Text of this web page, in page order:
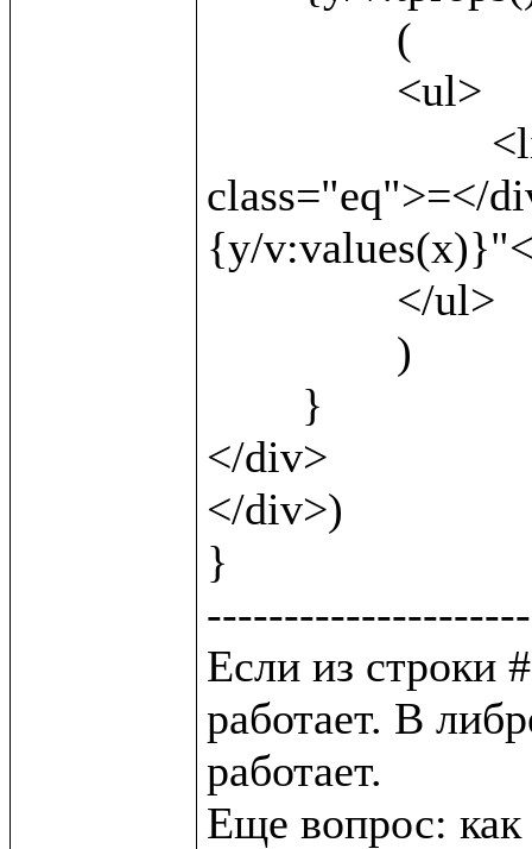
class="eq">=</
{y/
</div>
</div>)
}
Если из строки
работает. В
работает.
Еще вопрос: как